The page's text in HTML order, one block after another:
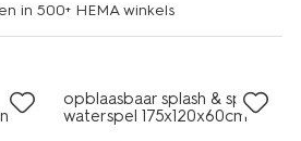
in 500+ HEMA winkels
opblaasbaar splash & spin
waterspel 175x120x60cm